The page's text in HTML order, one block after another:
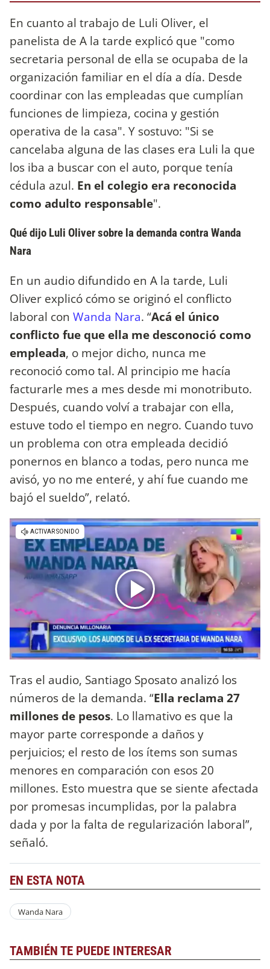
En cuanto al trabajo de Luli Oliver, el
panelista de A la tarde explicó que "como
secretaria personal de ella se ocupaba de la
organización familiar en el día a día. Desde
coordinar con las empleadas que cumplían
funciones de limpieza, cocina y gestión
operativa de la casa". Y sostuvo: "Si se
cancelaba alguna de las clases era Luli la que
los iba a buscar con el auto, porque tenía
cédula azul. En el colegio era reconocida
como adulto responsable".
Qué dijo Luli Oliver sobre la demanda contra Wanda
Nara
En un audio difundido en A la tarde, Luli
Oliver explicó cómo se originó el conflicto
laboral con Wanda Nara. “Acá el único
conflicto fue que ella me desconoció como
empleada, o mejor dicho, nunca me
reconoció como tal. Al principio me hacía
facturarle mes a mes desde mi monotributo.
Después, cuando volví a trabajar con ella,
estuve todo el tiempo en negro. Cuando tuvo
un problema con otra empleada decidió
ponernos en blanco a todas, pero nunca me
avisó, yo no me enteré, y ahí fue cuando me
bajó el sueldo”, relató.
Tras el audio, Santiago Sposato analizó los
números de la demanda. “Ella reclama 27
millones de pesos. Lo llamativo es que la
mayor parte corresponde a daños y
perjuicios; el resto de los ítems son sumas
menores en comparación con esos 20
millones. Esto muestra que se siente afectada
por promesas incumplidas, por la palabra
dada y por la falta de regularización laboral”,
señaló.
EN ESTA NOTA
Wanda Nara
TAMBIÉN TE PUEDE INTERESAR